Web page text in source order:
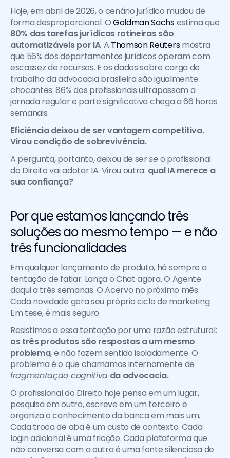
Hoje, em abril de 2026, o cenário jurídico mudou de
forma desproporcional. O Goldman Sachs
80% das tarefas jurídicas rotineiras são
automatizáveis por IA. A Thomson Reuters mostra
que 56% dos departamentos jurídicos operam com
escassez de recursos. E os dados sobre carga de
trabalho da advocacia brasileira são igualmente
chocantes: 86% dos profissionais ultrapassam a
jornada regular e parte significativa chega a 66 horas
semanais.
Eficiência deixou de ser vantagem competitiva.
Virou condição de sobrevivência.
A pergunta, portanto, deixou de ser se o profissional
do Direito vai adotar IA. Virou outra: qual IA merece a
sua confiança?
Por que estamos lançando três
soluções ao mesmo tempo — e não
três funcionalidades
Em qualquer lançamento de produto, há sempre a
tentação de fatiar. Lança o Chat agora. O Agente
daqui a três semanas. O Acervo no próximo mês.
Cada novidade gera seu próprio ciclo de marketing.
Em tese, é mais seguro.
os três produtos são respostas a um mesmo
problema, e não fazem sentido isoladamente. O
fragmentação cognitiva da advocacia.
O profissional do Direito hoje pensa em um lugar,
pesquisa em outro, escreve em um terceiro e
organiza o conhecimento da banca em mais um.
Cada troca de aba é um custo de contexto. Cada
login adicional é uma fricção. Cada plataforma que
não conversa com a outra é uma fonte silenciosa de